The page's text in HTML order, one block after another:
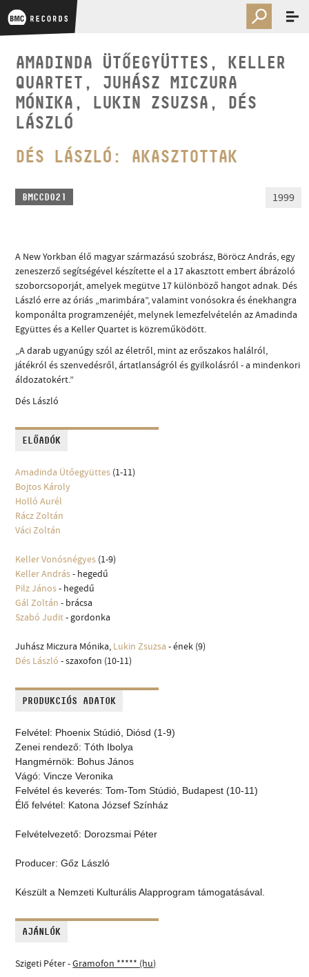
AMADINDA ÜTŐEGYÜTTES, KELLER
QUARTET, JUHÁSZ MICZURA
MÓNIKA, LUKIN ZSUZSA, DÉS
LÁSZLÓ
DÉS LÁSZLÓ: AKASZTOTTAK
BMCCD021 1999
A New Yorkban élő magyar származású szobrász, Böröcz András, egy
zeneszerző segítségével készítette el a 17 akasztott embert ábrázoló
szoborcsoporját, amelyek megütve 17 különböző hangot adnak. Dés
László erre az óriás „marimbára”, valamint vonósokra és énekhangra
komponálta programzenéjét, melynek lemezfelvételén az Amadinda
Együttes és a Keller Quartet is közreműködött.
„A darab ugyanúgy szól az életről, mint az erőszakos halálról,
játékról és szenvedésről, ártatlanságról és gyilkolásról - a mindenkori
áldozatokért.”
Dés László
ELŐADÓK
Amadinda Ütőegyüttes (1-11)
Bojtos Károly
Holló Aurél
Rácz Zoltán
Váci Zoltán
Keller Vonósnégyes (1-9)
Keller András- hegedű
Pilz János- hegedű
Gál Zoltán - brácsa
Szabó Judit- gordonka
Juhász Miczura Mónika, Lukin Zsuzsa - ének (9)
Dés László - szaxofon (10-11)
PRODUKCIÓS ADATOK
Felvétel: Phoenix Stúdió, Diósd (1-9)
Zenei rendező: Tóth Ibolya
Hangmérnök: Bohus János
Vágó: Vincze Veronika
Felvétel és keverés: Tom-Tom Stúdió, Budapest (10-11)
Élő felvétel: Katona József Színház
Felvételvezető: Dorozsmai Péter
Producer: Gőz László
Készült a Nemzeti Kulturális Alapprogram támogatásával.
AJÁNLÓK
Szigeti Péter -Gramofon ***** (hu)